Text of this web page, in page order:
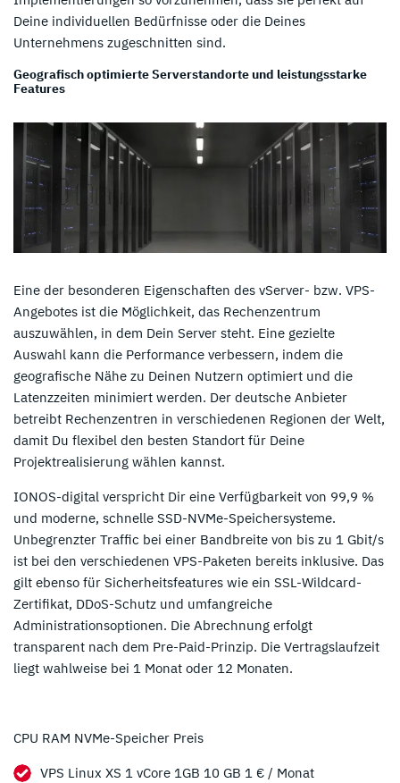
Deine individuellen Bedürfnisse oder die Deines
Unternehmens zugeschnitten sind.
Geografisch optimierte Serverstandorte und leistungsstarke
Features
Eine der besonderen Eigenschaften des vServer- bzw. VPS-
Angebotes ist die Möglichkeit, das Rechenzentrum
auszuwählen, in dem Dein Server steht. Eine gezielte
Auswahl kann die Performance verbessern, indem die
geografische Nähe zu Deinen Nutzern optimiert und die
Latenzzeiten minimiert werden. Der deutsche Anbieter
betreibt Rechenzentren in verschiedenen Regionen der Welt,
damit Du flexibel den besten Standort für Deine
Projektrealisierung wählen kannst.
IONOS-digital verspricht Dir eine Verfügbarkeit von 99,9 %
und moderne, schnelle SSD-NVMe-Speichersysteme.
Unbegrenzter Traffic bei einer Bandbreite von bis zu 1 Gbit/s
ist bei den verschiedenen VPS-Paketen bereits inklusive. Das
gilt ebenso für Sicherheitsfeatures wie ein SSL-Wildcard-
Zertifikat, DDoS-Schutz und umfangreiche
Administrationsoptionen. Die Abrechnung erfolgt
transparent nach dem Pre-Paid-Prinzip. Die Vertragslaufzeit
liegt wahlweise bei 1 Monat oder 12 Monaten.
CPU RAM NVMe-Speicher Preis
VPS Linux XS 1 vCore 1GB 10 GB 1 € / Monat